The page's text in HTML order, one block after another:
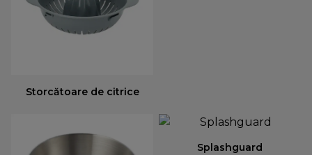
Storcătoare de citrice
Splashguard